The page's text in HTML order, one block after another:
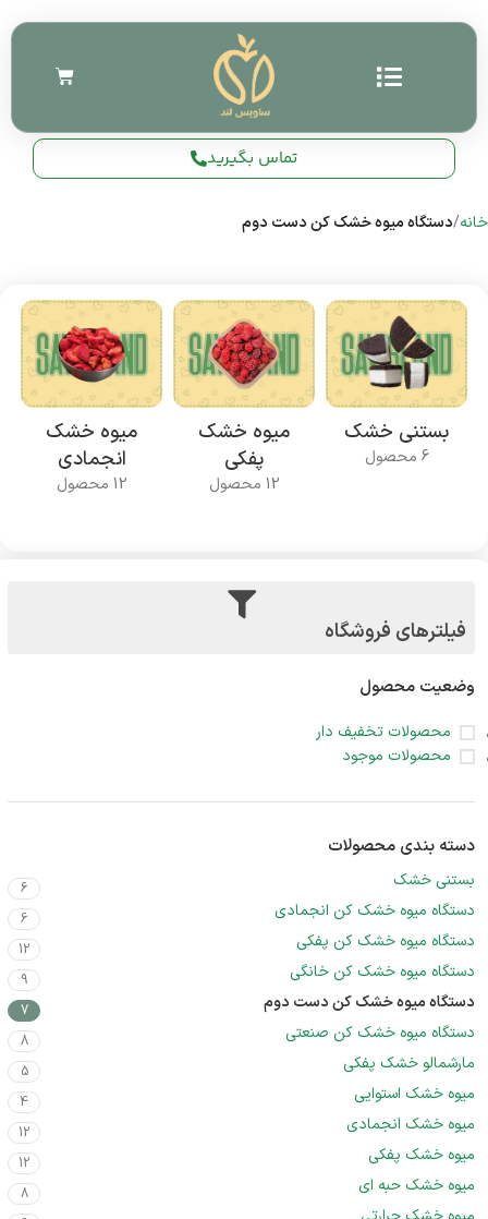
تماس بگیرید
خانه دستگاه میوه خشک کن دست دوم
بستنی خشک
6 محصول
میوه خشک
پفکی
12 محصول
میوه خشک
انجمادی
12 محصول
فیلترهای فروشگاه
وضعیت محصول
محصولات تخفیف دار
محصولات موجود
دسته بندی محصولات
بستنی خشک 6
دستگاه میوه خشک کن انجمادی 6
دستگاه میوه خشک کن پفکی 12
دستگاه میوه خشک کن خانگی 9
دستگاه میوه خشک کن دست دوم 7
دستگاه میوه خشک کن صنعتی 8
مارشمالو خشک پفکی 5
میوه خشک استوایی 4
میوه خشک انجمادی 12
میوه خشک پفکی 12
میوه خشک حبه ای 8